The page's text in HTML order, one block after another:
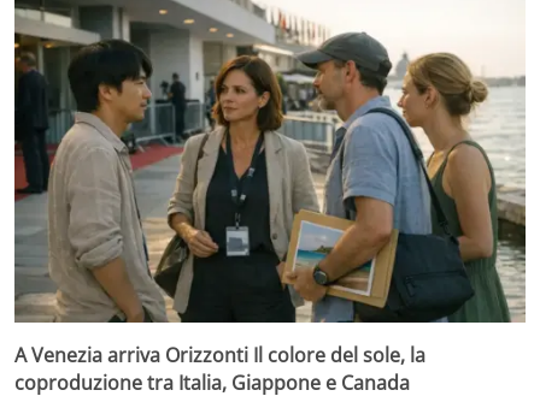
A Venezia arriva Orizzonti Il colore del sole, la
coproduzione tra Italia, Giappone e Canada